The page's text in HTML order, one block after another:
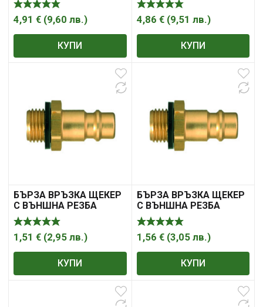
4,91 € (9,60 лв.)
КУПИ
4,86 € (9,51 лв.)
КУПИ
БЪРЗА ВРЪЗКА ЩЕКЕР
С ВЪНШНА РЕЗБА
1,51 € (2,95 лв.)
КУПИ
БЪРЗА ВРЪЗКА ЩЕКЕР
С ВЪНШНА РЕЗБА
1,56 € (3,05 лв.)
КУПИ